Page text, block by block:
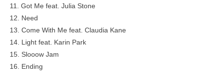
11. Got Me feat. Julia Stone
12. Need
13. Come With Me feat. Claudia Kane
14. Light feat. Karin Park
15. Slooow Jam
16. Ending